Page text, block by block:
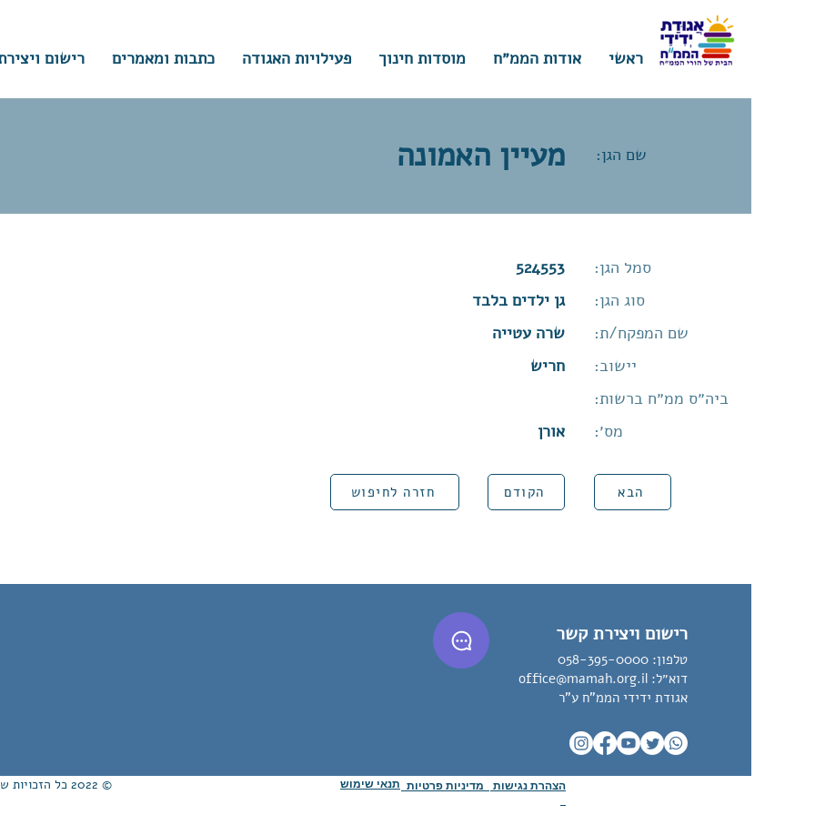
ראשי אודות הממ״ח מוסדות חינוך פעילויות האגודה כתבות ומאמרים רישום
שם הגן: מעיין האמונה
סמל הגן:
524553
סוג הגן:
גן ילדים בלבד
שם המפקח/ת:
שרה עטייה
יישוב:
חריש
ביה״ס ממ״ח ברשות:
מס׳:
אורן
הבא הקודם חזרה לחיפוש
רישום ויצירת קשר
טלפון: 058-395-0000
דוא״ל: office@mamah.org.il
אגודת ידידי הממ"ח ע"ר
© 2022 כל הזכויות שמורות לאגודת ידידי הממ״ח ע"ר. Proudly created with הצהרת נגישות מדיניות פרטיות תנאי שימוש